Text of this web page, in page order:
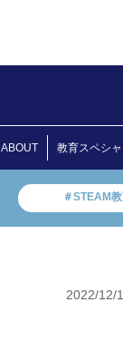
ABOUT 教育スペシャ
＃STEAM
2022/12/